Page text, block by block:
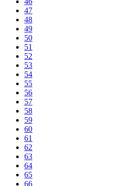
47
48
49
50
51
52
53
54
55
56
57
58
59
60
61
62
63
64
65
66